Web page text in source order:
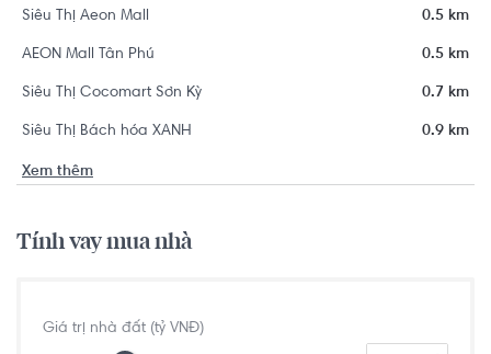
Siêu Thị Aeon Mall 0.5 km
AEON Mall Tân Phú 0.5 km
Siêu Thị Cocomart Sơn Kỳ 0.7 km
Siêu Thị Bách hóa XANH 0.9 km
Xem thêm
Tính vay mua nhà
Giá trị nhà đất (tỷ VNĐ)